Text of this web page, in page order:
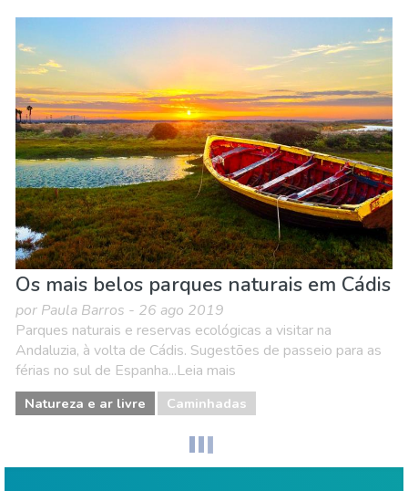
Os mais belos parques naturais em Cádis
por Paula Barros - 26 ago 2019
Parques naturais e reservas ecológicas a visitar na
Andaluzia, à volta de Cádis. Sugestões de passeio para as
férias no sul de Espanha...Leia mais
Natureza e ar livre Caminhadas